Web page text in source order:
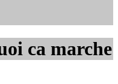
ca marche